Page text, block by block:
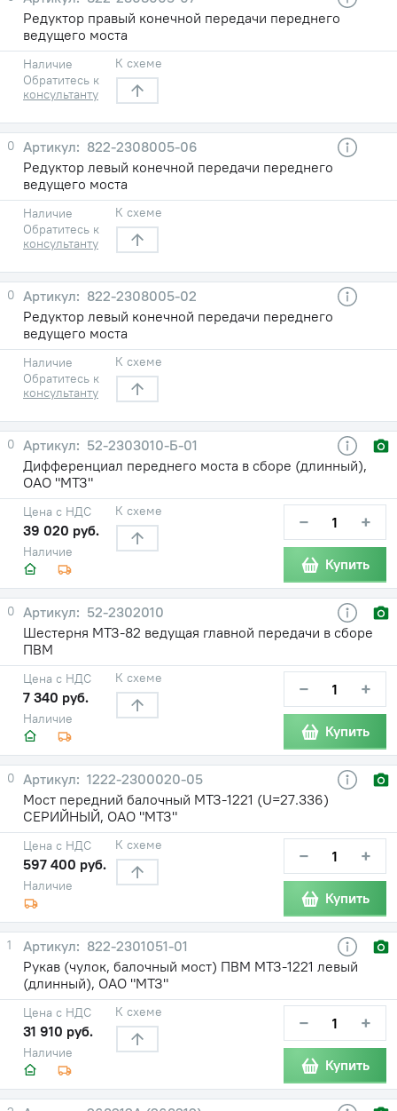
Редуктор правый конечной передачи переднего
ведущего моста
Наличие
Обратитесь к
консультанту
К схеме
0
822-2308005-06
Редуктор левый конечной передачи переднего
ведущего моста
Наличие
Обратитесь к
консультанту
К схеме
0
822-2308005-02
Редуктор левый конечной передачи переднего
ведущего моста
Наличие
Обратитесь к
консультанту
К схеме
0
52-2303010-Б-01
Дифференциал переднего моста в сборе (длинный),
ОАО "МТЗ"
Наличие
Цена с НДС
39 020 руб.
К схеме − +
Купить
0
52-2302010
Шестерня МТЗ-82 ведущая главной передачи в сборе
ПВМ
Наличие
Цена с НДС
7 340 руб.
К схеме − +
Купить
0
1222-2300020-05
Мост передний балочный МТЗ-1221 (U=27.336)
СЕРИЙНЫЙ, ОАО "МТЗ"
Наличие
Цена с НДС
597 400 руб.
К схеме − +
Купить
1
822-2301051-01
Рукав (чулок, балочный мост) ПВМ МТЗ-1221 левый
(длинный), ОАО "МТЗ"
Наличие
Цена с НДС
31 910 руб.
К схеме − +
Купить